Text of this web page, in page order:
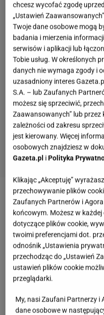
chcesz wycofać zgodę
„Ustawień
Twoje dane osobowe mogą
badania i mierzenia
serwisów i aplikacji lub
Tobie usług. W określonych
danych nie wymaga zgody i
uzasadniony interes
S.A. – lub Zaufanych
możesz się sprzeciwić,
Zaawansowanych” lub
zależności od zakresu
jest kierowany. Więcej
osobowych znajdziesz w
Gazeta.pl i Polityka
Klikając „Akceptuję”
przechowywanie plików
Zaufanych Partnerów i
końcowym. Możesz w
dotyczące plików cookie,
twoimi preferencjami dot.
odnośnik „Ustawienia
przechodząc do „Ustawień
ustawień plików cookie
przeglądarki.
My, nasi Zaufani Partnerzy i
dane osobowe w